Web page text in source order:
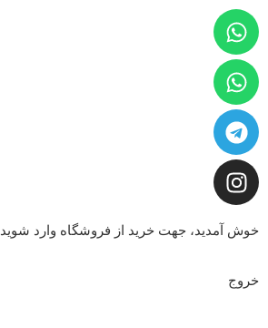
خوش آمدید، جهت خرید از فروشگاه وارد شوید
خروج